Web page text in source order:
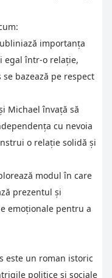
importanța
egal într-o relație,
bazează pe respect
Michael învață să
cu nevoia
o relație solidă și
modul în care
prezentul și
emoționale pentru a
este un roman istoric
politice și sociale